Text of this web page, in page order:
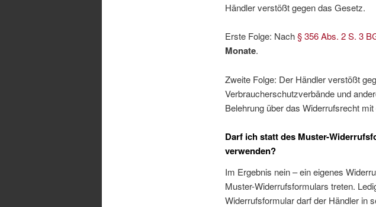
Händler verstößt gegen das Gesetz.
Erste Folge: Nach§ 356 Abs. 2 S. 3
Monate.
Zweite Folge: Der Händler verstößt
Verbraucherschutzverbände und
Belehrung über das Widerrufsrecht mit
Darf ich statt des Muster-
verwenden?
Im Ergebnis nein – ein eigenes
Muster-Widerrufsformulars treten.
Widerrufsformular darf der Händler in